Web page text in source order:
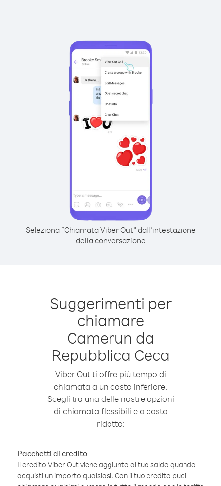
Seleziona “Chiamata Viber Out” dall’intestazione
della conversazione
Suggerimenti per
chiamare
Camerun da
Repubblica Ceca
Viber Out ti offre più tempo di
chiamata a un costo inferiore.
Scegli tra una delle nostre opzioni
di chiamata flessibili e a costo
ridotto:
Pacchetti di credito
Il credito Viber Out viene aggiunto al tuo saldo quando
acquisti un importo qualsiasi. Con il tuo credito puoi